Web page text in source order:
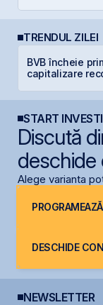
TRENDUL ZILEI
BVB încheie
capitalizare
START
Discută
deschide
Alege varianta
PROGRAMEAZĂ
DESCHIDE
NEWSLETTER